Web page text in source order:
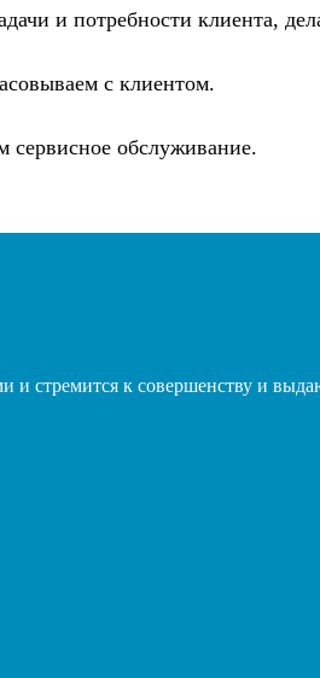
и потребности клиента,
с клиентом.
сервисное обслуживание.
и стремится к совершенству и